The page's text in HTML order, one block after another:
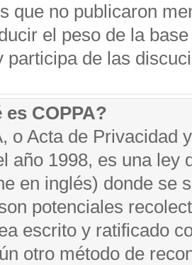
que no publicaron
el peso de la
participa de las
es COPPA?
o Acta de Privacidad
año 1998, es una ley
en inglés) donde se
potenciales
escrito y ratificado
otro método de